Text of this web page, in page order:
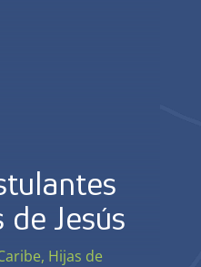
de Jesús
, Hijas de